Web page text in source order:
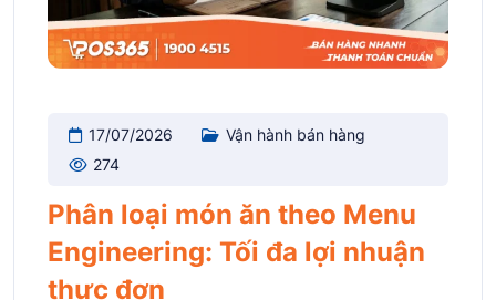
17/07/2026
Vận hành bán hàng
274
Phân loại món ăn theo Menu
Engineering: Tối đa lợi nhuận
thực đơn